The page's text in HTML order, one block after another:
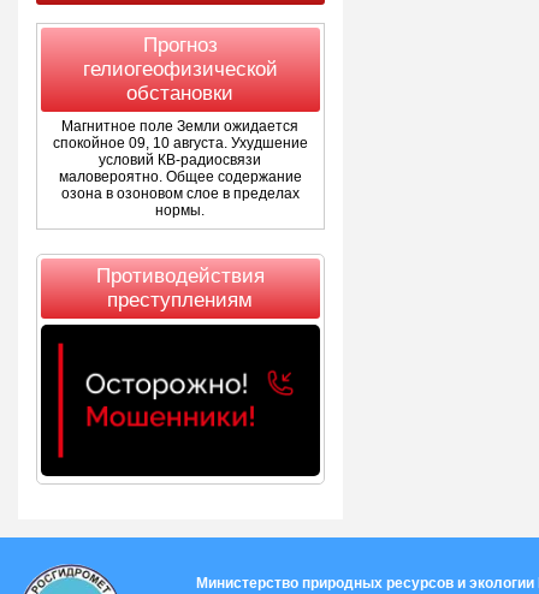
Прогноз
гелиогеофизической
обстановки
Магнитное поле Земли ожидается
спокойное 09, 10 августа. Ухудшение
условий КВ-радиосвязи
маловероятно. Общее содержание
озона в озоновом слое в пределах
нормы.
Противодействия
преступлениям
Министерство природных ресурсов и